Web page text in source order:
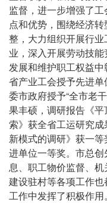
监督，进一步增强了
点和优势，围绕经济
整，大力组织开展行
业，深入开展劳动技
发展和维护职工权益
省产业工会授予先进
委市政府授予“全市老
果丰硕，调研报告《
索》获全省工运研究
新模式的调研》获一
进单位一等奖。市总
息、职工物价监督、
建设驻村等各项工作
工作中发挥了积极作用。